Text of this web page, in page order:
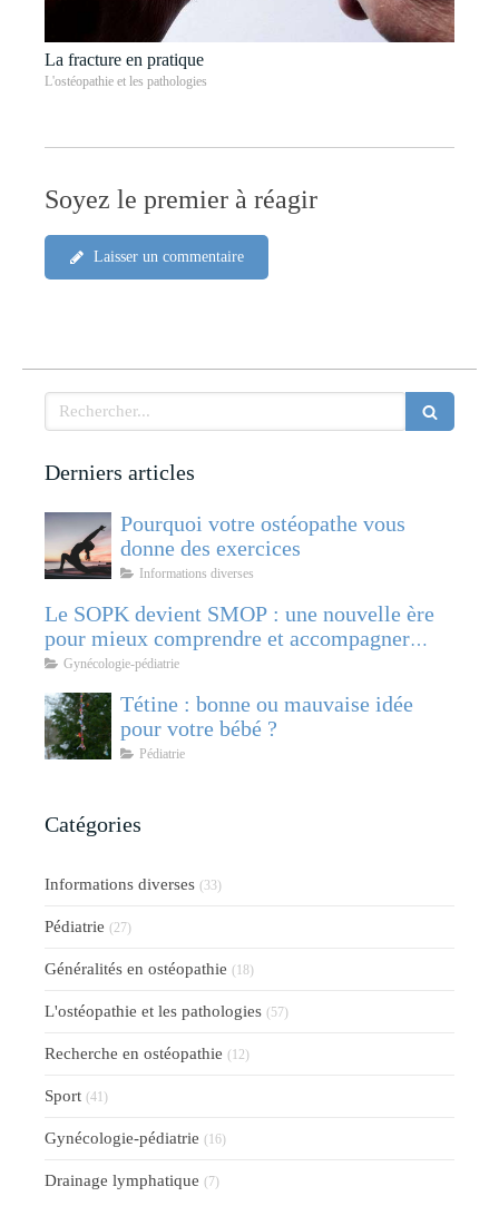
La fracture en pratique
L'ostéopathie et les pathologies
Soyez le premier à réagir
Laisser un commentaire
Rechercher
Derniers articles
Pourquoi votre ostéopathe vous
donne des exercices
Informations diverses
Le SOPK devient SMOP : une nouvelle ère
pour mieux comprendre et accompagner
cette pathologie féminine
Gynécologie-pédiatrie
Tétine : bonne ou mauvaise idée
pour votre bébé ?
Pédiatrie
Catégories
Informations diverses (33)
Pédiatrie (27)
Généralités en ostéopathie (18)
L'ostéopathie et les pathologies (57)
Recherche en ostéopathie (12)
Sport (41)
Gynécologie-pédiatrie (16)
Drainage lymphatique (7)